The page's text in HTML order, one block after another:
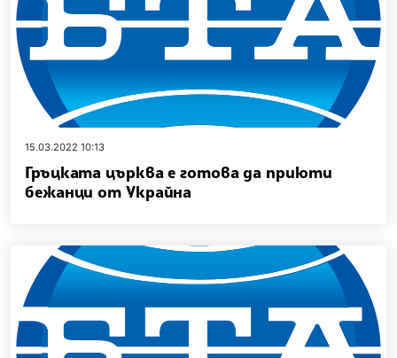
15.03.2022 10:13
Гръцката църква е готова да приюти
бежанци от Украйна